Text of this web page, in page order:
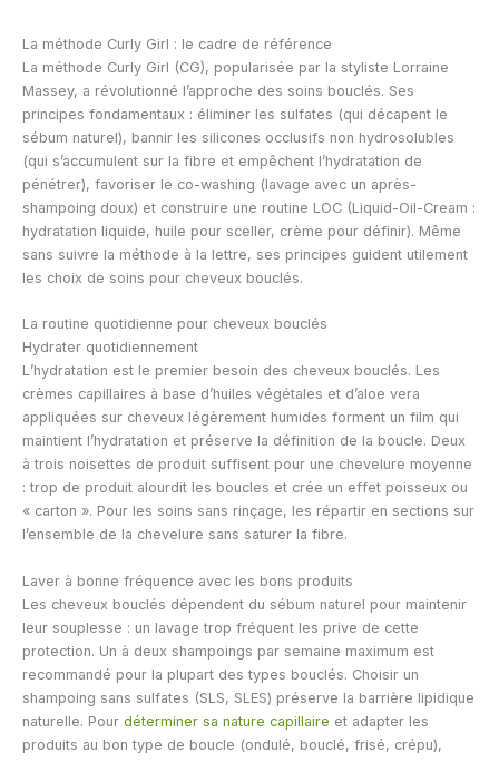
La méthode Curly Girl : le cadre de référence
La méthode Curly Girl (CG), popularisée par la styliste Lorraine
Massey, a révolutionné l’approche des soins bouclés. Ses
principes fondamentaux : éliminer les sulfates (qui décapent le
sébum naturel), bannir les silicones occlusifs non hydrosolubles
(qui s’accumulent sur la fibre et empêchent l’hydratation de
pénétrer), favoriser le co-washing (lavage avec un après-
shampoing doux) et construire une routine LOC (Liquid-Oil-Cream :
hydratation liquide, huile pour sceller, crème pour définir). Même
sans suivre la méthode à la lettre, ses principes guident utilement
les choix de soins pour cheveux bouclés.
La routine quotidienne pour cheveux bouclés
Hydrater quotidiennement
L’hydratation est le premier besoin des cheveux bouclés. Les
crèmes capillaires à base d’huiles végétales et d’aloe vera
appliquées sur cheveux légèrement humides forment un film qui
maintient l’hydratation et préserve la définition de la boucle. Deux
à trois noisettes de produit suffisent pour une chevelure moyenne
: trop de produit alourdit les boucles et crée un effet poisseux ou
« carton ». Pour les soins sans rinçage, les répartir en sections sur
l’ensemble de la chevelure sans saturer la fibre.
Laver à bonne fréquence avec les bons produits
Les cheveux bouclés dépendent du sébum naturel pour maintenir
leur souplesse : un lavage trop fréquent les prive de cette
protection. Un à deux shampoings par semaine maximum est
recommandé pour la plupart des types bouclés. Choisir un
shampoing sans sulfates (SLS, SLES) préserve la barrière lipidique
naturelle. Pour déterminer sa nature capillaire et adapter les
produits au bon type de boucle (ondulé, bouclé, frisé, crépu),